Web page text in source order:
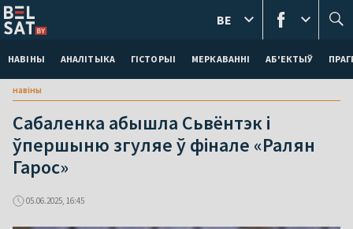
НАВІНЫ АНАЛІТЫКА ГІСТОРЫІ МЕРКАВАННI АБ'ЕКТЫЎ
BE
навіны
Сабаленка абышла Сьвёнтэк і
ўпершыню згуляе ў фінале «Ралян
Гарос»
05.06.2025, 16:45